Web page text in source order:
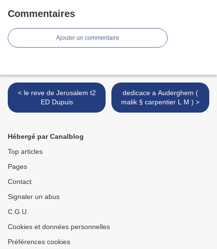
Commentaires
Ajouter un commentaire
< le reve de Jerusalem t2
ED Dupuis
dedicace a Auderghem (
malik § carpentier L M ) >
Hébergé par Canalblog
Top articles
Pages
Contact
Signaler un abus
C.G.U.
Cookies et données personnelles
Préférences cookies